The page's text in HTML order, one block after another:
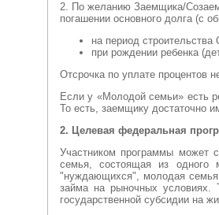
2. По желанию Заемщика/
погашении основного долга (с
на период
при рождении ребенка
Отсрочка по уплате процентов
Если у «Молодой семьи» есть
То есть, заемщику достаточно
2. Целевая федеральная
Участником программы может
семья, состоящая из одного
"нуждающихся", молодая семья
займа на рыночных условиях.
государственной субсидии на